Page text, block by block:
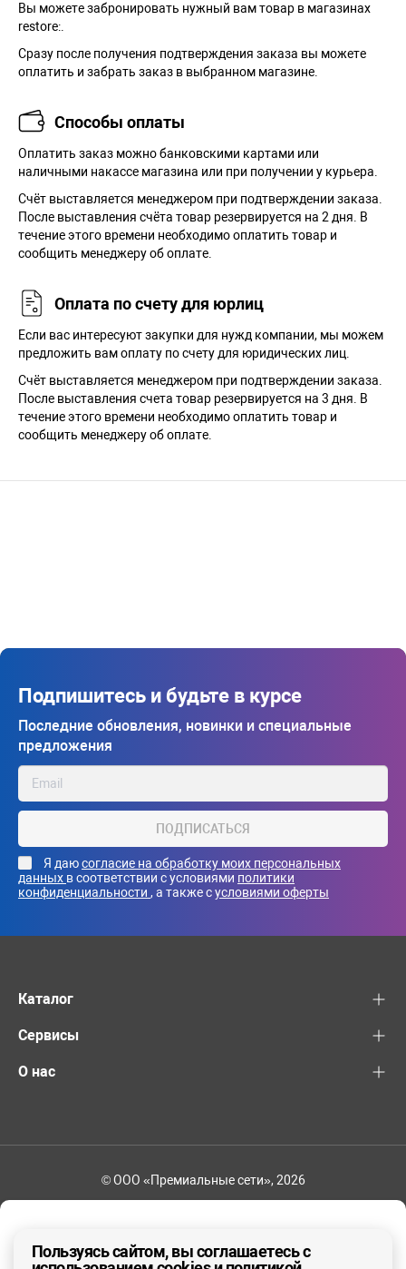
Вы можете забронировать нужный вам товар в магазинах
restore:.
Сразу после получения подтверждения заказа вы можете
оплатить и забрать заказ в выбранном магазине.
Способы оплаты
Оплатить заказ можно банковскими картами или
наличными накассе магазина или при получении у курьера.
Cчёт выставляется менеджером при подтверждении заказа.
После выставления счёта товар резервируется на 2 дня. В
течение этого времени необходимо оплатить товар и
сообщить менеджеру об оплате.
Оплата по счету для юрлиц
Если вас интересуют закупки для нужд компании, мы можем
предложить вам оплату по счету для юридических лиц.
Счёт выставляется менеджером при подтверждении заказа.
После выставления счета товар резервируется на 3 дня. В
течение этого времени необходимо оплатить товар и
сообщить менеджеру об оплате.
Подпишитесь и будьте в курсе
Последние обновления, новинки и специальные
предложения
ПОДПИСАТЬСЯ
Я даюсогласие на обработку моих персональных
данных в соответствии с условиями политики
конфиденциальности , а также сусловиями оферты
Каталог
Сервисы
О нас
© ООО «Премиальные сети», 2026
Пользуясь сайтом, вы соглашаетесь с